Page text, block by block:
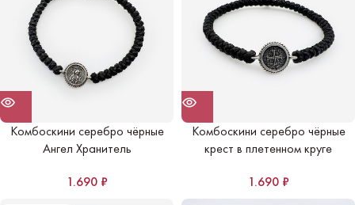
Комбоскини серебро чёрные
Ангел Хранитель
1.690 ₽
Комбоскини серебро чёрные
крест в плетенном круге
1.690 ₽